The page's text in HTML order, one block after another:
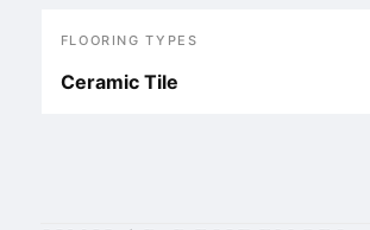
FLOORING TYPES
Ceramic Tile